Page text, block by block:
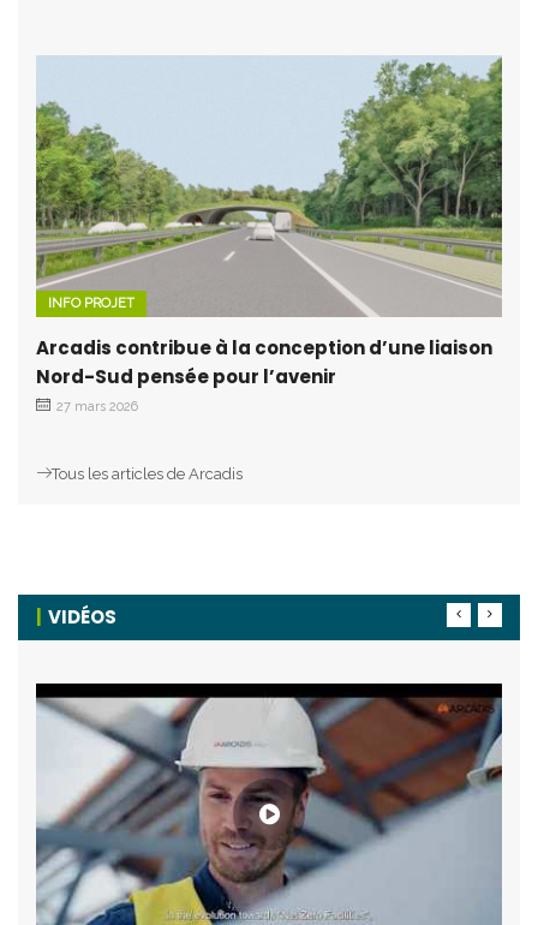
INFO PROJET
Arcadis contribue à la conception d’une liaison
Nord-Sud pensée pour l’avenir
27 mars 2026
Tous les articles de Arcadis
VIDÉOS